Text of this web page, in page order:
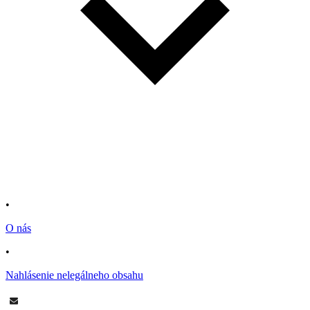
•
O nás
•
Nahlásenie nelegálneho obsahu